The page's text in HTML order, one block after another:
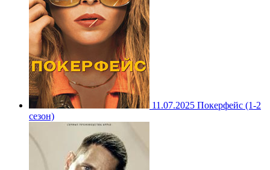
11.07.2025 Покерфейс (1-2
сезон)